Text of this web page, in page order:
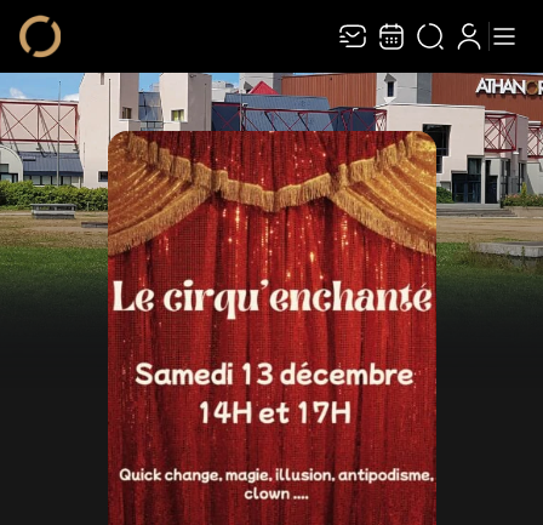
Recevez toute l’actualité en vous abonnant à
notre newsletter :
ENVOYER
Rivaj Group traite votre adresse électronique pour la gestion de votre
abonnement à la newsletter deAthanor. Vous pouvez retirer votre
consentement à tout moment. Pour en savoir plus, consultez notre
protection des données